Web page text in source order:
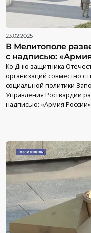
23.02.2025
В Мелитополе
с надписью:
Ко Дню защитника
организаций совместно с
социальной политики
Управления Росгвардии
надписью: «Армия России»